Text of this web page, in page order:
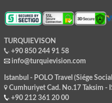
TURQUIEVISON
+90 850 244 91 58
info@turquievision.com
Istanbul - POLO Travel (Siége
Cumhuriyet Cad. No.17 Taksim -
+90 212 361 20 00